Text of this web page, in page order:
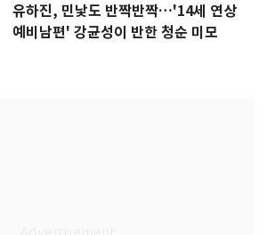
유하진, 민낯도 반짝반짝…'14세 연상
예비남편' 강균성이 반한 청순 미모